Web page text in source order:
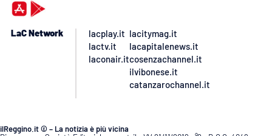
LaC Network
lacplay.it
lactv.it
laconair.it
lacitymag.it
lacapitalenews.it
cosenzachannel.it
ilvibonese.it
catanzarochannel.it
ilReggino.it © – La notizia è più vicina